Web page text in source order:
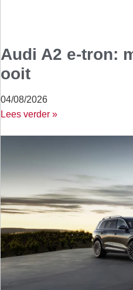
Audi A2 e-tron:
ooit
04/08/2026
Lees verder »